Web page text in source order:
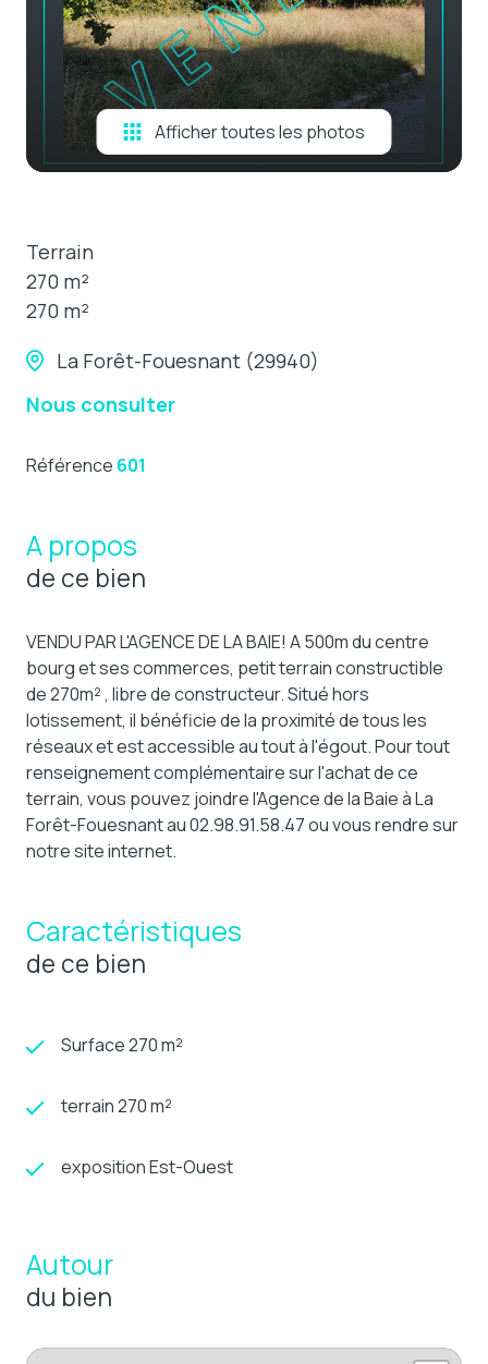
contact
Afficher toutes les photos
Terrain
270 m²
270 m²
La Forêt-Fouesnant (29940)
Nous consulter
Référence 601
A propos
de ce bien
VENDU PAR L'AGENCE DE LA BAIE! A 500m du centre
bourg et ses commerces, petit terrain constructible
de 270m² , libre de constructeur. Situé hors
lotissement, il bénéficie de la proximité de tous les
réseaux et est accessible au tout à l'égout. Pour tout
renseignement complémentaire sur l'achat de ce
terrain, vous pouvez joindre l'Agence de la Baie à La
Forêt-Fouesnant au 02.98.91.58.47 ou vous rendre sur
notre site internet.
Caractéristiques
de ce bien
Surface 270 m²
terrain 270 m²
exposition Est-Ouest
Autour
du bien